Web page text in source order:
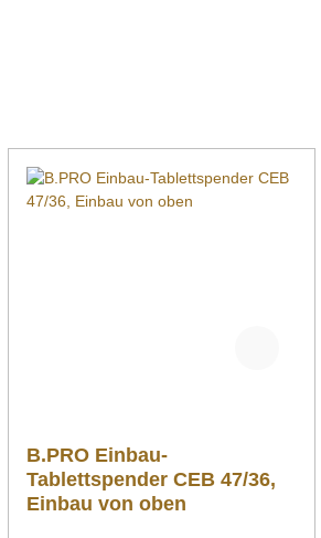
B.PRO Einbau-
Tablettspender CEB 47/36,
Einbau von oben